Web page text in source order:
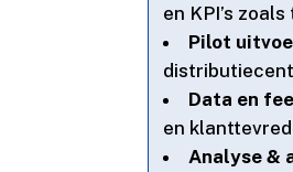
en KPI’s
Pilot
Data en
en
Analyse &